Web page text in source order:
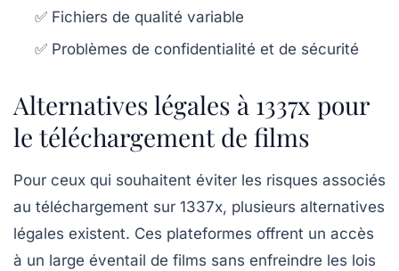
✅ Fichiers de qualité variable
✅ Problèmes de confidentialité et de sécurité
Alternatives légales à 1337x pour
le téléchargement de films
Pour ceux qui souhaitent éviter les risques associés
au téléchargement sur 1337x, plusieurs alternatives
légales existent. Ces plateformes offrent un accès
à un large éventail de films sans enfreindre les lois